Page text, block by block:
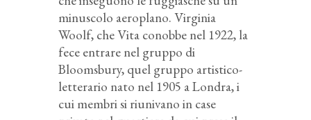
minuscolo aeroplano. Virginia
Woolf, che Vita conobbe nel 1922, la
fece entrare nel gruppo di
Bloomsbury, quel gruppo artistico-
letterario nato nel 1905 a Londra, i
cui membri si riunivano in case